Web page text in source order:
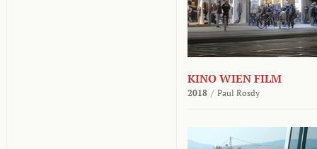
KINO WIEN FILM
2018 / Paul Rosdy